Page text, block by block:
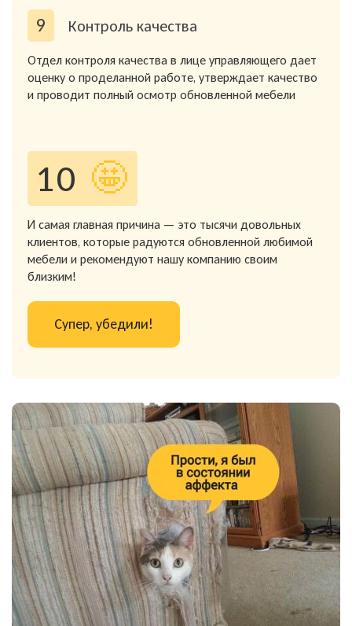
9 Контроль качества
Отдел контроля качества в лице управляющего дает
оценку о проделанной работе, утверждает качество
и проводит полный осмотр обновленной мебели
10 🤩
И самая главная причина — это тысячи довольных
клиентов, которые радуются обновленной любимой
мебели и рекомендуют нашу компанию своим
близким!
Супер, убедили!